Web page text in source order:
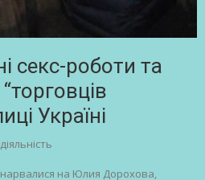
секс-роботи та
Україні
на Юлия Дорохова,